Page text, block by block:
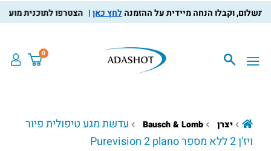
לחץ כאן הצטרפו לתוכנית מועדון
0
יצרן Bausch & Lomb
עדשת מגע טיפולית פיור
ויז'ן 2 ללא מספר Purevision 2 plano